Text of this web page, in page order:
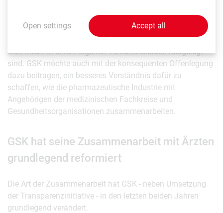
Zusammenarbeit dienen gesetzliche und ethische
Vorgaben, die für große Teile der österreichischen
Pharmaindustrie im Verhaltenskodex der Pharmig und
GSK-intern in einem eigenen Verhaltenskodex festgelegt
sind. GSK möchte auch mit der konsequenten Offenlegung
dazu beitragen, ein besseres Verständnis dafür zu
schaffen, wie die pharmazeutische Industrie mit
Angehörigen der medizinischen Fachkreise und
Gesundheitsorganisationen zusammenarbeiten.
GSK hat seine Zusammenarbeit mit Ärzten
grundlegend reformiert
Die Art der Zusammenarbeit hat GSK - neben Umsetzung
der Transparenzinitiative - in den letzten beiden Jahren
grundlegend verändert.
Open settings Accept all